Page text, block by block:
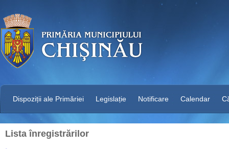
Dispoziții ale Primăriei Legislație Notificare Calendar
Lista înregistrărilor